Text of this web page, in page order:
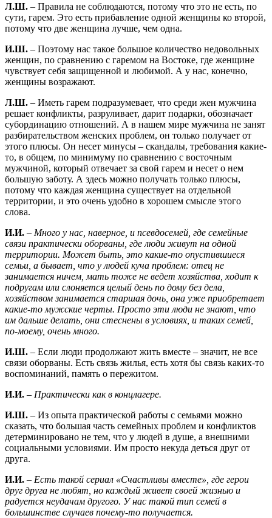
Л.Ш. – Правила не соблюдаются, потому что это не есть, по
сути, гарем. Это есть прибавление одной женщины ко второй,
потому что две женщина лучше, чем одна.
И.Ш. – Поэтому нас такое большое количество недовольных
женщин, по сравнению с гаремом на Востоке, где женщине
чувствует себя защищенной и любимой. А у нас, конечно,
женщины возражают.
Л.Ш. – Иметь гарем подразумевает, что среди жен мужчина
решает конфликты, разруливает, дарит подарки, обозначает
субординацию отношений. А в нашем мире мужчина не занят
разбирательством женских проблем, он только получает от
этого плюсы. Он несет минусы – скандалы, требования какие-
то, в общем, по минимуму по сравнению с восточным
мужчиной, который отвечает за свой гарем и несет о нем
большую заботу. А здесь можно получать только плюсы,
потому что каждая женщина существует на отдельной
территории, и это очень удобно в хорошем смысле этого
слова.
И.И. – Много у нас, наверное, и псевдосемей, где семейные
связи практически оборваны, где люди живут на одной
территории. Может быть, это какие-то опустившиеся
семьи, а бывает, что у людей куча проблем: отец не
занимается ничем, мать тоже не ведет хозяйства, ходит к
подругам или слоняется целый день по дому без дела,
хозяйством занимается старшая дочь, она уже приобретает
какие-то мужские черты. Просто эти люди не знают, что
им дальше делать, они стеснены в условиях, и таких семей,
по-моему, очень много.
И.Ш. – Если люди продолжают жить вместе – значит, не все
связи оборваны. Есть связь жилья, есть хотя бы связь каких-то
воспоминаний, память о пережитом.
И.И. – Практически как в концлагере.
И.Ш. – Из опыта практической работы с семьями можно
сказать, что большая часть семейных проблем и конфликтов
детерминировано не тем, что у людей в душе, а внешними
социальными условиями. Им просто некуда деться друг от
друга.
И.И. – Есть такой сериал «Счастливы вместе», где герои
друг друга не любят, но каждый живет своей жизнью и
радуется неудачам другого. У нас такой тип семей в
большинстве случаев почему-то получается.